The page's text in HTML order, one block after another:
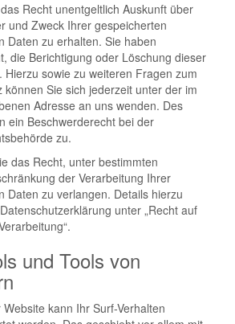
Recht unentgeltlich Auskunft über
und Zweck Ihrer gespeicherten
Daten zu erhalten. Sie haben
die Berichtigung oder Löschung dieser
Hierzu sowie zu weiteren Fragen zum
können Sie sich jederzeit unter der im
Adresse an uns wenden. Des
ein Beschwerderecht bei der
zu.
das Recht, unter bestimmten
der Verarbeitung Ihrer
Daten zu verlangen. Details hierzu
unter „Recht auf
und Tools von
kann Ihr Surf-Verhalten